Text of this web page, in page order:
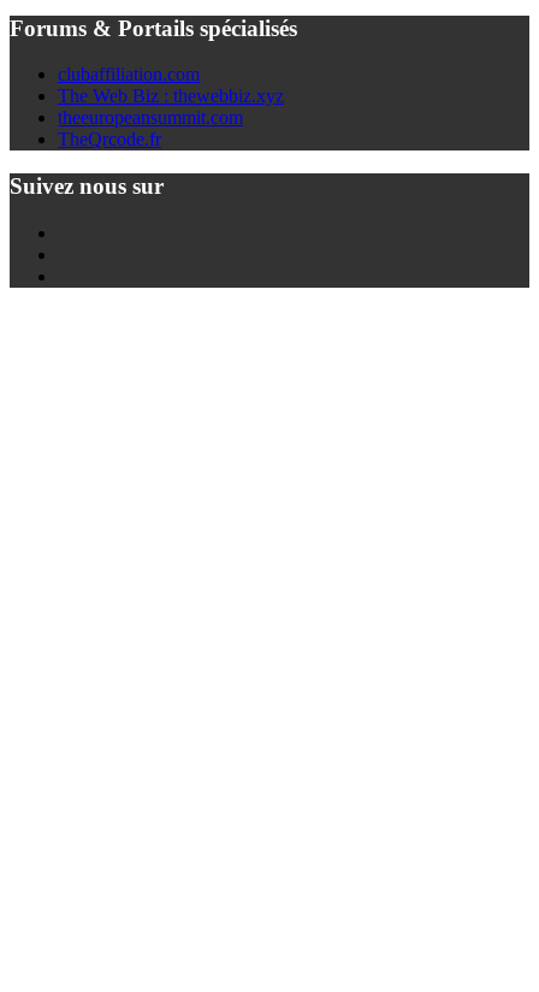
Forums & Portails spécialisés
clubaffiliation.com
The Web Biz : thewebbiz.xyz
theeuropeansummit.com
TheQrcode.fr
Suivez nous sur